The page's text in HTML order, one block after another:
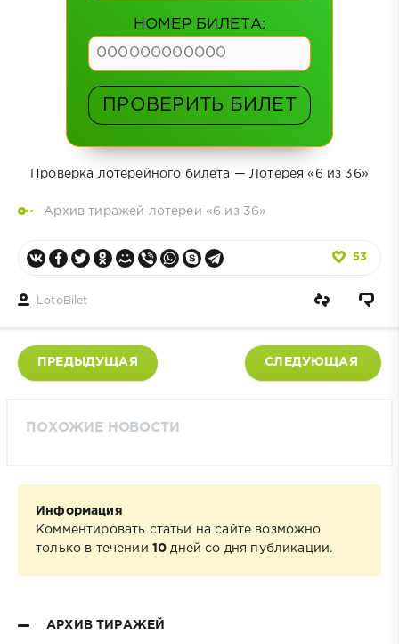
НОМЕР БИЛЕТА:
ПРОВЕРИТЬ БИЛЕТ
Проверка лотерейного билета — Лотерея «6 из 36»
Архив тиражей лотереи «6 из 36»
53
LotoBilet
ПРЕДЫДУЩАЯ СЛЕДУЮЩАЯ
ПОХОЖИЕ НОВОСТИ
Информация
Комментировать статьи на сайте возможно
только в течении 10 дней со дня публикации.
АРХИВ ТИРАЖЕЙ